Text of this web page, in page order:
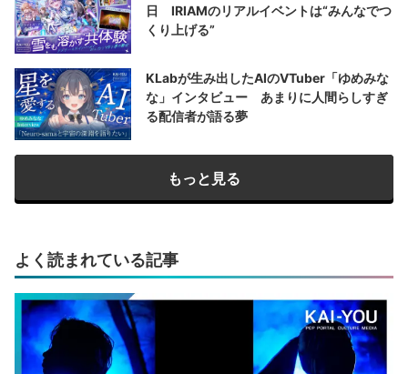
日 IRIAMのリアルイベントは“みんなでつ
くり上げる”
KLabが生み出したAIのVTuber「ゆめみな
な」インタビュー あまりに人間らしすぎ
る配信者が語る夢
もっと見る
よく読まれている記事